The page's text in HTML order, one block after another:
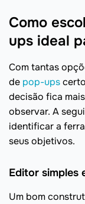
Como
ups ideal
Com tantas
de pop-ups
decisão fica
observar. A
identificar a
seus objetivos.
Editor simples
Um bom